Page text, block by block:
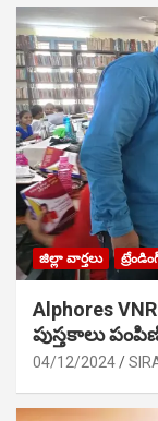
జిల్లా వార్తలు
Alphores
పుస్తకాలు
04/12/2024